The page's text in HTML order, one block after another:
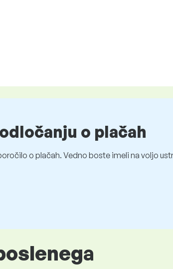
o plačah
o plačah. Vedno boste imeli na voljo